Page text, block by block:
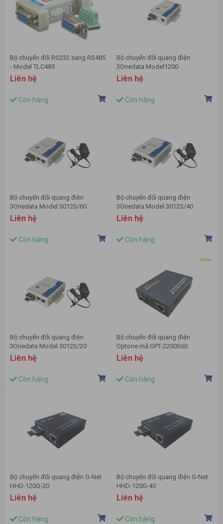
Bộ chuyển đổi RS232 sang RS485
- Model TLC485
Liên hệ
Còn hàng
Bộ chuyển đổi quang điện
3Onedata Model1200
Liên hệ
Còn hàng
Bộ chuyển đổi quang điện
3Onedata Model 3012S/60
Liên hệ
Còn hàng
Bộ chuyển đổi quang điện
3Onedata Model 3012S/40
Liên hệ
Còn hàng
Bộ chuyển đổi quang điện
3Onedata Model 3012S/20
Liên hệ
Còn hàng
Bộ chuyển đổi quang điện
Optone mã OPT-2200S60
Liên hệ
Còn hàng
Bộ chuyển đổi quang điện G-Net
HHD-120G-20
Liên hệ
Còn hàng
Bộ chuyển đổi quang điện G-Net
HHD-120G-40
Liên hệ
Còn hàng